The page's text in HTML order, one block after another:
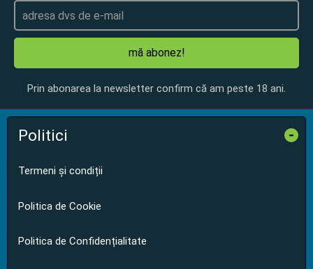
mă abonez!
Prin abonarea la newsletter confirm că am peste 18 ani.
Politici -
Termeni și condiții
Politica de Cookie
Politica de Confidențialitate